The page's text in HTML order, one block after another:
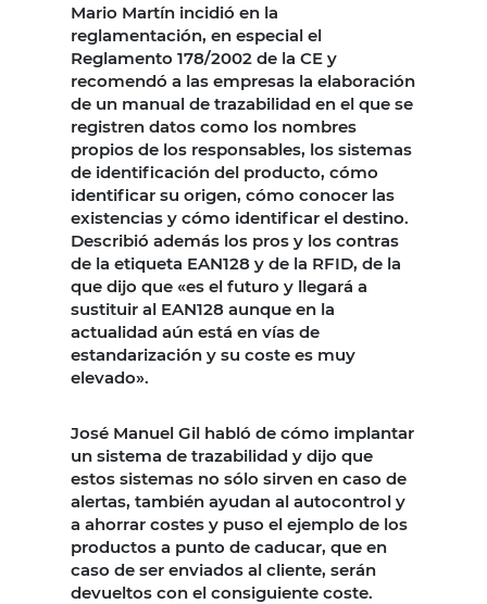
Mario Martín incidió en la
reglamentación, en especial el
Reglamento 178/2002 de la CE y
recomendó a las empresas la elaboración
de un manual de trazabilidad en el que se
registren datos como los nombres
propios de los responsables, los sistemas
de identificación del producto, cómo
identificar su origen, cómo conocer las
existencias y cómo identificar el destino.
Describió además los pros y los contras
de la etiqueta EAN128 y de la RFID, de la
que dijo que «es el futuro y llegará a
sustituir al EAN128 aunque en la
actualidad aún está en vías de
estandarización y su coste es muy
elevado».
José Manuel Gil habló de cómo implantar
un sistema de trazabilidad y dijo que
estos sistemas no sólo sirven en caso de
alertas, también ayudan al autocontrol y
a ahorrar costes y puso el ejemplo de los
productos a punto de caducar, que en
caso de ser enviados al cliente, serán
devueltos con el consiguiente coste.